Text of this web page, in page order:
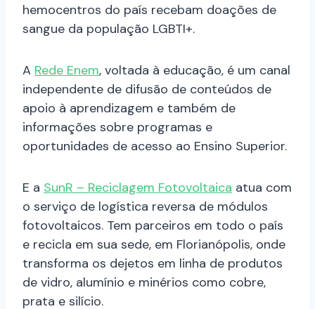
hemocentros do país recebam doações de
sangue da população LGBTI+.
A Rede Enem, voltada à educação, é um canal
independente de difusão de conteúdos de
apoio à aprendizagem e também de
informações sobre programas e
oportunidades de acesso ao Ensino Superior.
E a SunR – Reciclagem Fotovoltaica atua com
o serviço de logística reversa de módulos
fotovoltaicos. Tem parceiros em todo o país
e recicla em sua sede, em Florianópolis, onde
transforma os dejetos em linha de produtos
de vidro, alumínio e minérios como cobre,
prata e silício.